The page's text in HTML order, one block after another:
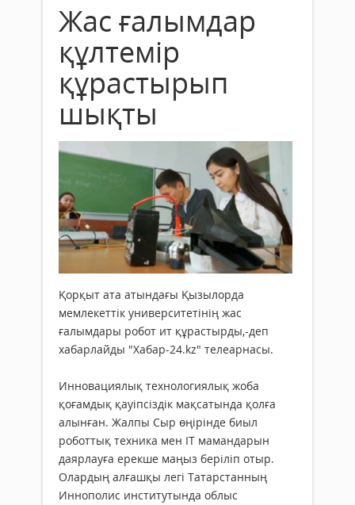
Жас ғалымдар
құлтемір
құрастырып
шықты
Қорқыт ата атындағы Қызылорда
мемлекеттік университетінің жас
ғалымдары робот ит құрастырды,-деп
хабарлайды "Хабар-24.kz" телеарнасы.
Инновациялық технологиялық жоба
қоғамдық қауіпсіздік мақсатында қолға
алынған. Жалпы Сыр өңірінде биыл
роботтық техника мен IT мамандарын
даярлауға ерекше маңыз беріліп отыр.
Олардың алғашқы легі Татарстанның
Иннополис институтында облыс